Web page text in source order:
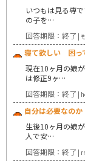
いつもは見る専
の子を…
回答期限：終了 |
寝て欲しい 困っ
現在10ヶ月の娘
は修正9ヶ…
回答期限：終了 |
自分は必要なのか
生後10ヶ月の娘
人で安…
回答期限：終了 |